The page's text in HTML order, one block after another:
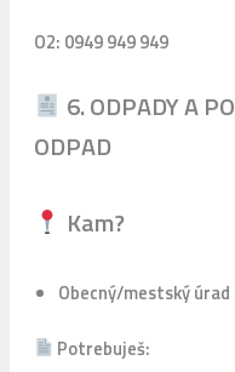
O2: 0949 949 949
6. ODPADY A
ODPAD
Kam?
Obecný/mestský
Potrebuješ: